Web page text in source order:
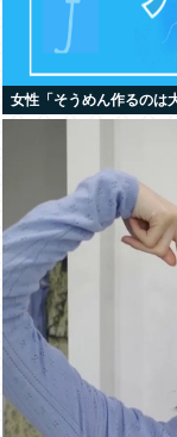
女性「そうめん作るのは